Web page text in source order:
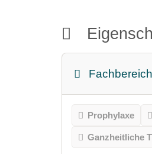
Prophylaxe
Ganzheitliche